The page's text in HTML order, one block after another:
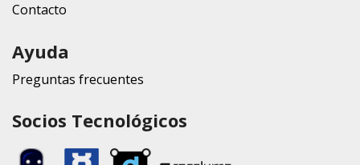
Contacto
Ayuda
Preguntas frecuentes
Socios Tecnológicos